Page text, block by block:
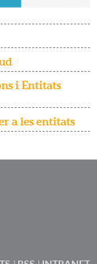
i Entitats
a les entitats